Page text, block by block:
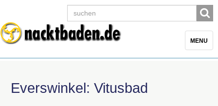
Toggle
MENU
Everswinkel: Vitusbad